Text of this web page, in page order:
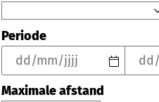
Periode
Maximale afstand